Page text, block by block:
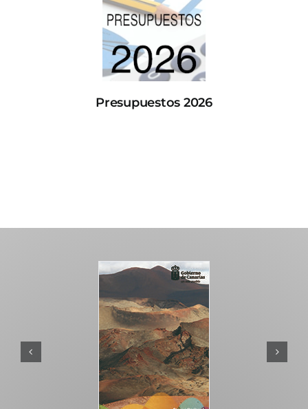
Presupuestos 2026